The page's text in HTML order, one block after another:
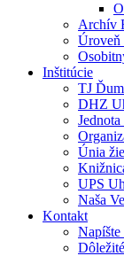
Archív
Úroveň
Inštitúcie
TJ
DHZ
Únia
UPS
Naša
Kontakt
Napíšte